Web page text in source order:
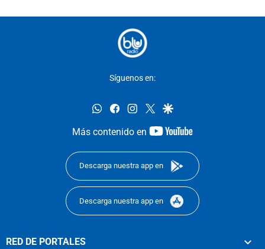
Síguenos en:
whatsappfacebookinstagram
twittergoogle
Más contenido en
youtube-
Descarga nuestra app en
Descarga nuestra app en
RED DE PORTALES